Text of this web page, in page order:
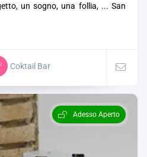
un sogno, una follia, ... San
Coktail Bar
Adesso Aperto